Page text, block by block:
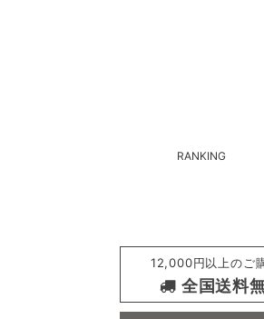
RANKING
12,000円以上のご
全国送料